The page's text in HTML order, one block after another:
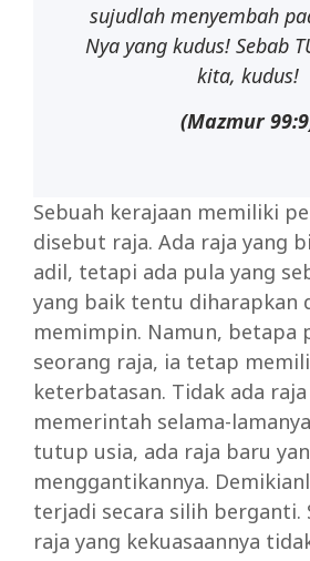
sujudlah menyembah
Nya yang kudus! Sebab
kita, kudus!
(Mazmur
Sebuah kerajaan memiliki
disebut raja. Ada raja yang
adil, tetapi ada pula yang
yang baik tentu diharapkan
memimpin. Namun, betapa
seorang raja, ia tetap
keterbatasan. Tidak ada
memerintah selama-
tutup usia, ada raja baru
menggantikannya.
terjadi secara silih berganti.
raja yang kekuasaannya